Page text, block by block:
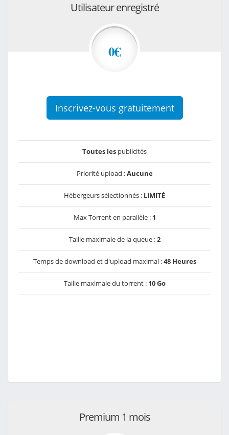
Utilisateur enregistré
0€
Inscrivez-vous gratuitement
Toutes les publicités
Priorité upload :Aucune
Hébergeurs sélectionnés : LIMITÉ
Max Torrent en parallèle : 1
Taille maximale de la queue :2
Temps de download et d'upload maximal :48 Heures
Taille maximale du torrent : 10 Go
Premium 1 mois